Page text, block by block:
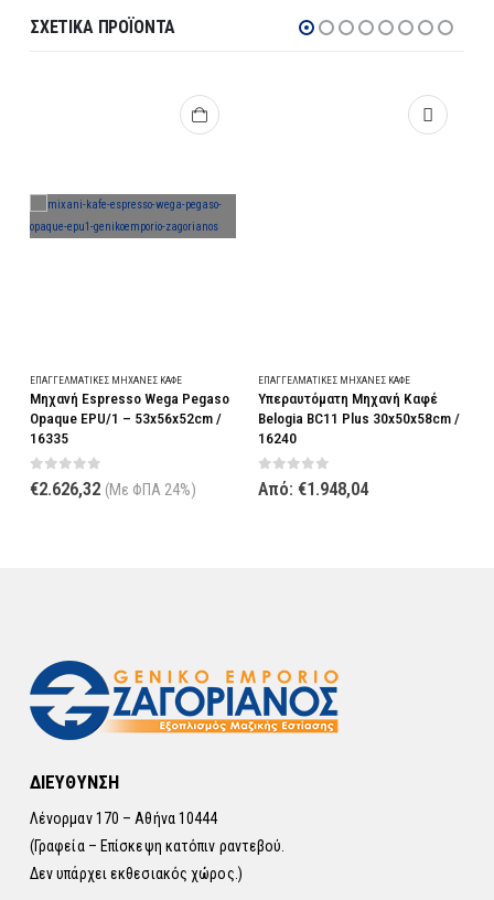
ΣΧΕΤΙΚΆ ΠΡΟΪΌΝΤΑ
ΕΠΑΓΓΕΛΜΑΤΙΚΈΣ ΜΗΧΑΝΈΣ ΚΑΦΈ
Μηχανή Espresso Wega Pegaso
Opaque EPU/1 – 53x56x52cm /
16335
0out of 5
€2.626,32 (Με ΦΠΑ 24%)
ΕΠΑΓΓΕΛΜΑΤΙΚΈΣ ΜΗΧΑΝΈΣ ΚΑΦΈ
Υπεραυτόματη Μηχανή Καφέ
Belogia BC11 Plus 30x50x58cm /
16240
0 out of 5
Από: €1.948,04
ΔΙΕΥΘΥΝΣΗ
Λένορμαν 170 – Αθήνα 10444
(Γραφεία – Επίσκεψη κατόπιν ραντεβού.
Δεν υπάρχει εκθεσιακός χώρος.)